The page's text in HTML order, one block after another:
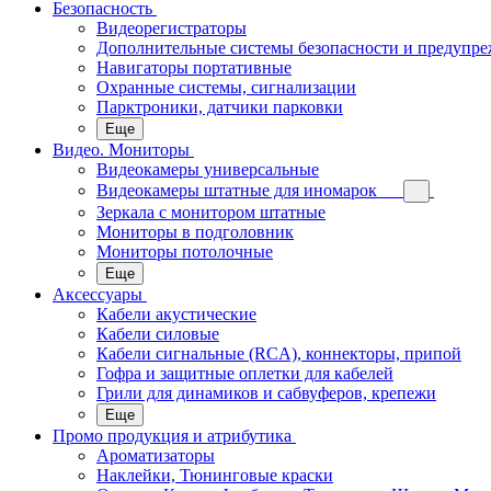
Безопасность
Видеорегистраторы
Дополнительные системы безопасности и
Навигаторы портативные
Охранные системы, сигнализации
Парктроники, датчики парковки
Еще
Видео. Мониторы
Видеокамеры универсальные
Видеокамеры штатные для иномарок
Зеркала с монитором штатные
Мониторы в подголовник
Мониторы потолочные
Еще
Аксессуары
Кабели акустические
Кабели силовые
Кабели сигнальные (RCA), коннекторы, припой
Гофра и защитные оплетки для кабелей
Грили для динамиков и сабвуферов, крепежи
Еще
Промо продукция и атрибутика
Ароматизаторы
Наклейки, Тюнинговые краски